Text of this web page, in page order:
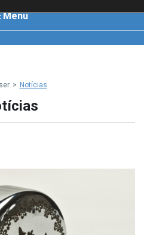
Menu
> Notícias